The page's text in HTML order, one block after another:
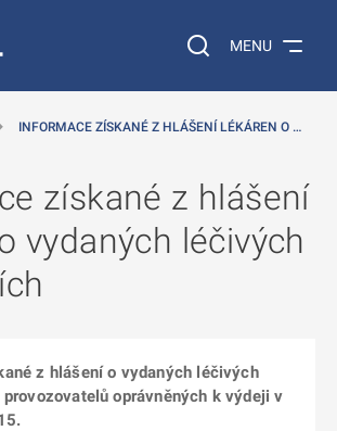
Vyhledávání na
MENU
INFORMACE ZÍSKANÉ Z HLÁŠENÍ LÉKÁREN O …
získané z hlášení
vydaných léčivých
z hlášení o vydaných léčivých
oprávněných k výdeji v